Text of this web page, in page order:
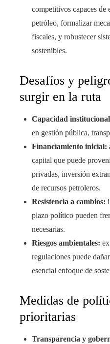
competitivos capaces de
petróleo, formalizar
fiscales, y robustecer
sostenibles.
Desafíos y
surgir en la ruta
Capacidad
en gestión pública,
Financiamiento inicial:
capital que puede
privadas, inversión
de recursos petroleros.
Resistencia a cambios:
plazo político pueden
necesarias.
Riesgos ambientales:
regulaciones puede
esencial enfoque de
Medidas de
prioritarias
Transparencia y